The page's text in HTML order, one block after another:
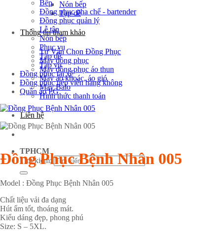
Nón bếp
Tạp dề
Thông tin tham khảo
Tư Vấn Chọn Đồng Phục
May đồng phục
May đồng phục áo thun
May áo khoác, áo gió
May Balo
Hình thức thanh toán
Liên hệ
TPHCM
Tìm kiếm:
Bếp
Đồng phục pha chế - bartender
Đồng phục quản lý
Lễ tân
Nón bếp
Phục vụ
Tạp dề
Tạp vụ
Đồng phục tài xế
Đồng phục tiếp viên hàng không
Quần áo PG
Đồng Phục Bệnh Nhân 005
Model : Đồng Phục Bệnh Nhân 005
Chất liệu vải đa dạng
Hút ẩm tốt, thoáng mát.
Kiểu dáng đẹp, phong phú
Size: S – 5XL.